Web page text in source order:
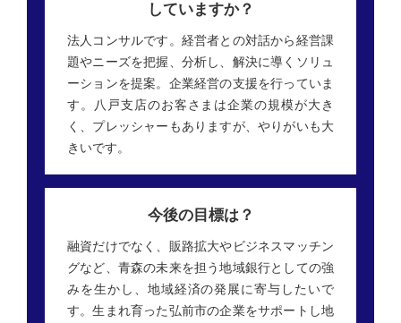
していますか？
法人コンサルです。経営者との対話から経営課
題やニーズを把握、分析し、解決に導くソリュ
ーションを提案。企業経営の支援を行っていま
す。八戸支店のお客さまは企業の規模が大き
く、プレッシャーもありますが、やりがいも大
きいです。
今後の目標は？
融資だけでなく、販路拡大やビジネスマッチン
グなど、青森の未来を担う地域銀行としての強
みを生かし、地域経済の発展に寄与したいで
す。生まれ育った弘前市の企業をサポートし地